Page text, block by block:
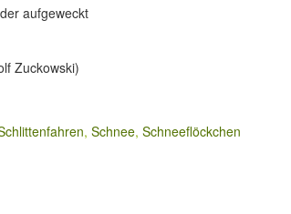
aufgeweckt
Zuckowski)
, Schnee, Schneeflöckchen